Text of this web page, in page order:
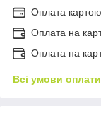
Оплата
Оплата на
Оплата на
Всі умови оплати